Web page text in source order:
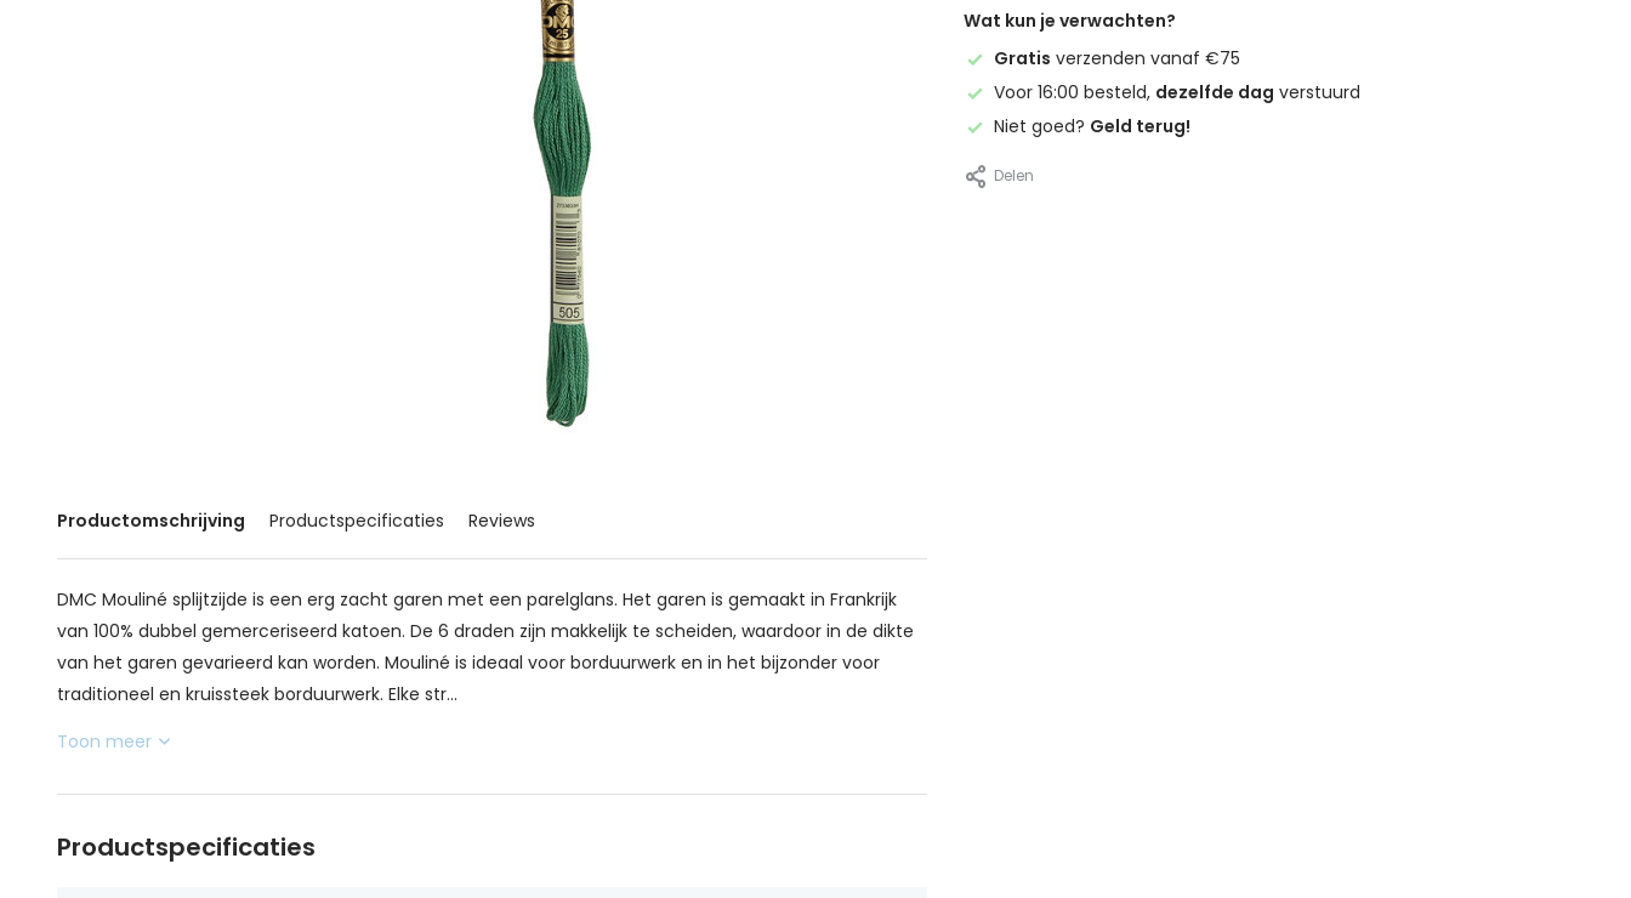
Productomschrijving Productspecificaties Reviews
DMC Mouliné splijtzijde is een erg zacht garen met een parelglans. Het garen is gemaakt in Frankrijk
van 100% dubbel gemerceriseerd katoen. De 6 draden zijn makkelijk te scheiden, waardoor in de dikte
van het garen gevarieerd kan worden. Mouliné is ideaal voor borduurwerk en in het bijzonder voor
traditioneel en kruissteek borduurwerk. Elke str...
Toon meer
Productspecificaties
Wat kun je verwachten?
Gratis verzenden vanaf €75
Voor 16:00 besteld, dezelfde dag verstuurd
Niet goed? Geld terug!
Delen